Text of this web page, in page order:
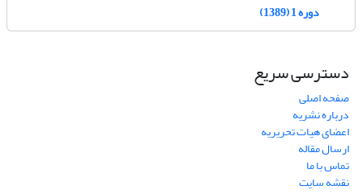
دوره 1 (1389)
دسترسی سریع
صفحه اصلی
درباره نشریه
اعضای هیات تحریریه
ارسال مقاله
تماس با ما
نقشه سایت